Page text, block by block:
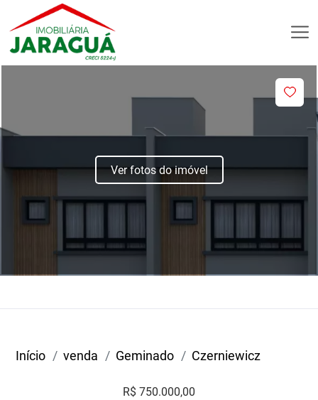
Ver fotos do imóvel
Início venda Geminado Czerniewicz
R$ 750.000,00